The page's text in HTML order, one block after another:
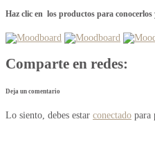
Haz clic en los productos para
Comparte en redes:
Deja un comentario
Lo siento, debes estar conectado para